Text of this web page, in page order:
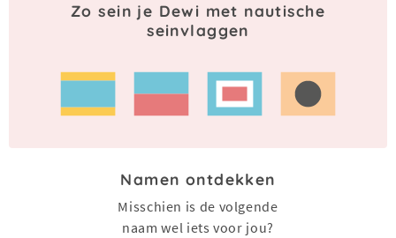
Zo sein je Dewi met nautische
seinvlaggen
Namen ontdekken
Misschien is de volgende
naam wel iets voor jou?